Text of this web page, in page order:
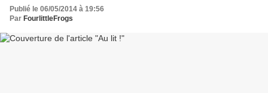
Publié le 06/05/2014 à 19:56
Par FourlittleFrogs